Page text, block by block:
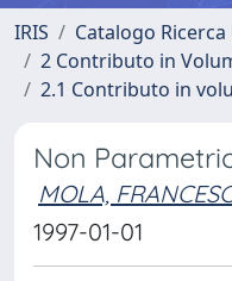
IRIS
Catalogo
2 Contributo in
2.1 Contributo in
Non
MOLA,
1997-01-01